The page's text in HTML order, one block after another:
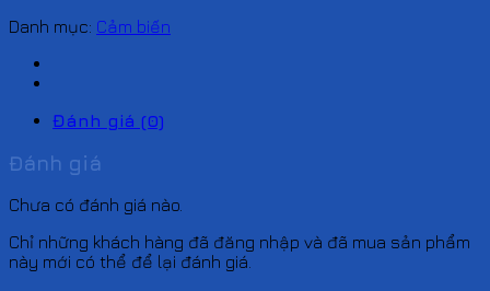
Danh mục: Cảm biến
Đánh giá (0)
Đánh giá
Chưa có đánh giá nào.
Chỉ những khách hàng đã đăng nhập và đã mua sản phẩm
này mới có thể để lại đánh giá.